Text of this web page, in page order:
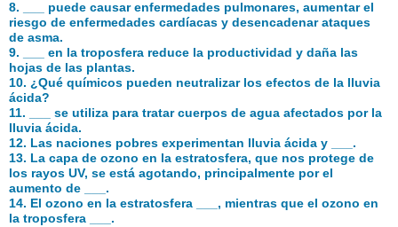
8. ___ puede causar enfermedades pulmonares, aumentar el
riesgo de enfermedades cardíacas y desencadenar ataques
de asma.
9. ___ en la troposfera reduce la productividad y daña las
hojas de las plantas.
10. ¿Qué químicos pueden neutralizar los efectos de la lluvia
ácida?
11. ___ se utiliza para tratar cuerpos de agua afectados por la
lluvia ácida.
12. Las naciones pobres experimentan lluvia ácida y ___.
13. La capa de ozono en la estratosfera, que nos protege de
los rayos UV, se está agotando, principalmente por el
aumento de ___.
14. El ozono en la estratosfera ___, mientras que el ozono en
la troposfera ___.